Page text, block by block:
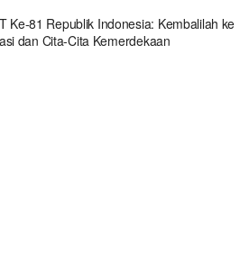
Ke-81 Republik Indonesia: Kembalilah ke
dan Cita-Cita Kemerdekaan